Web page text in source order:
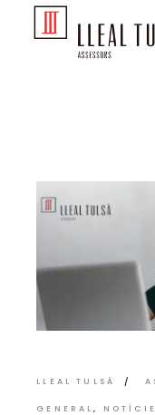
LLEAL TULSÀ
GENERAL